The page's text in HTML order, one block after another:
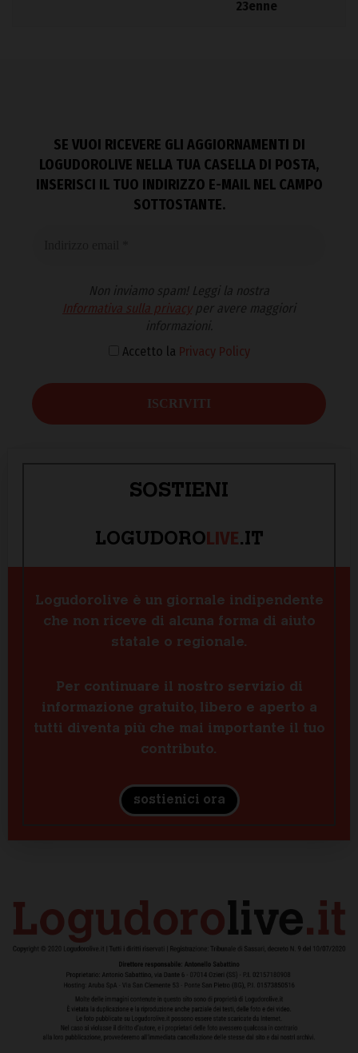
23enne
SE VUOI RICEVERE GLI AGGIORNAMENTI DI
LOGUDOROLIVE NELLA TUA CASELLA DI POSTA,
INSERISCI IL TUO INDIRIZZO E-MAIL NEL CAMPO
SOTTOSTANTE.
Non inviamo spam! Leggi la nostra
Informativa sulla privacyper avere maggiori
informazioni.
Accetto la Privacy Policy
SOSTIENI
LOGUDOROLIVE.IT
Logudorolive è un giornale indipendente
che non riceve di alcuna forma di aiuto
statale o regionale.
Per continuare il nostro servizio di
informazione gratuito, libero e aperto a
tutti diventa più che mai importante il tuo
contributo.
sostienici ora